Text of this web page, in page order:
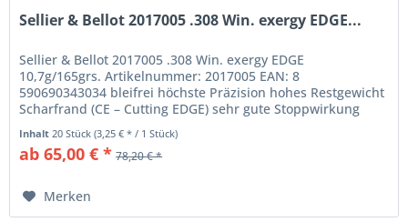
Sellier & Bellot 2017005 .308 Win. exergy EDGE...
Sellier & Bellot 2017005 .308 Win. exergy EDGE
10,7g/165grs. Artikelnummer: 2017005 EAN: 8
590690343034 bleifrei höchste Präzision hohes Restgewicht
Scharfrand (CE – Cutting EDGE) sehr gute Stoppwirkung
Inhalt20 Stück(3,25 € * / 1 Stück)
ab 65,00 € * 78,20 € *
Merken